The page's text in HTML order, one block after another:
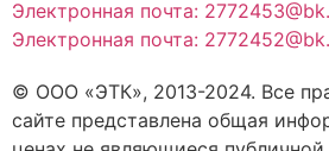
Электронная почта:
Электронная почта:
© ООО «ЭТК», 2013-2024. Все
сайте представлена общая